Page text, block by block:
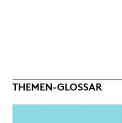
THEMEN-GLOSSAR